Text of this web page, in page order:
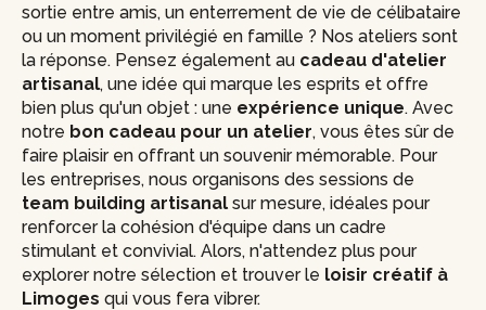
sortie entre amis, un enterrement de vie de célibataire
ou un moment privilégié en famille ? Nos ateliers sont
la réponse. Pensez également au cadeau d'atelier
artisanal, une idée qui marque les esprits et offre
bien plus qu'un objet : une expérience unique. Avec
notre bon cadeau pour un atelier, vous êtes sûr de
faire plaisir en offrant un souvenir mémorable. Pour
les entreprises, nous organisons des sessions de
team building artisanal sur mesure, idéales pour
renforcer la cohésion d'équipe dans un cadre
stimulant et convivial. Alors, n'attendez plus pour
explorer notre sélection et trouver le loisir créatif à
Limoges qui vous fera vibrer.